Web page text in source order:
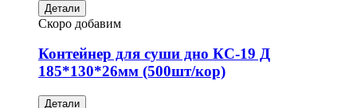
Детали
Скоро добавим
Контейнер для суши дно КС-19 Д
185*130*26мм (500шт/кор)
Детали